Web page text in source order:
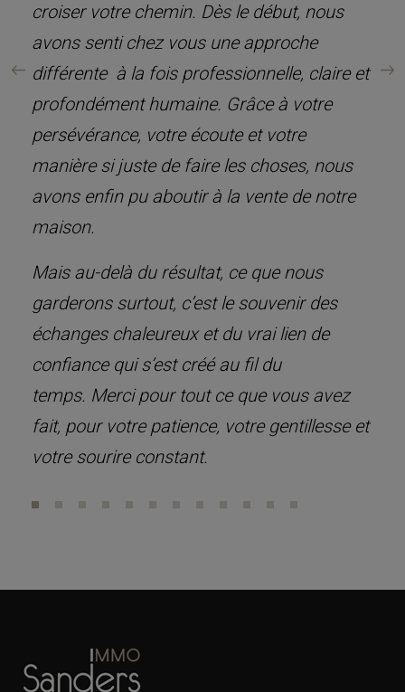
croiser votre chemin. Dès le début, nous
avons senti chez vous une approche
différente à la fois professionnelle, claire et
profondément humaine. Grâce à votre
persévérance, votre écoute et votre
manière si juste de faire les choses, nous
avons enfin pu aboutir à la vente de notre
maison.
Mais au-delà du résultat, ce que nous
garderons surtout, c’est le souvenir des
échanges chaleureux et du vrai lien de
confiance qui s’est créé au fil du
temps. Merci pour tout ce que vous avez
fait, pour votre patience, votre gentillesse et
votre sourire constant.